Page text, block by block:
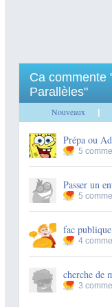
Ca commente
Parallèles"
Nouveaux |
Prépa ou
5
Passer un
5
fac
4
cherche de
3